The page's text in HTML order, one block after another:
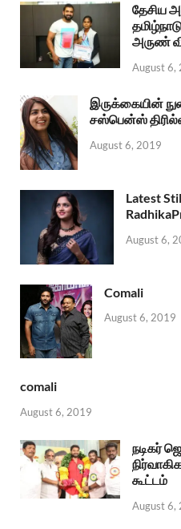
தேசிய
அருண்
August 6,
இருக்கையின்
சஸ்பென்ஸ்
August 6, 2019
Latest
August 6,
Comali
August 6, 2019
comali
August 6, 2019
நடிகர்
கூட்டம்
August 6,